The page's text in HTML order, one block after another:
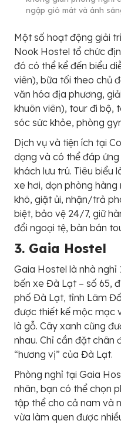
ngập gió mát và ánh
Một số hoạt động giải
Nook Hostel tổ chức
đó có thể kể đến biểu
viên), bữa tối theo chủ
văn hóa địa phương,
khuôn viên), tour đi bộ,
sóc sức khỏe, phòng
Dịch vụ và tiện ích tại
dạng và có thể đáp
khách lưu trú. Tiêu biểu
xe hơi, dọn phòng
khô, giặt ủi, nhận/trả
biệt, bảo vệ 24/7, giữ
đổi ngoại tệ, bàn bán
3. Gaia Hostel
Gaia Hostel là nhà nghỉ
bến xe Đà Lạt – số 65,
phố Đà Lạt, tỉnh Lâm
được thiết kế mộc mạc
là gỗ. Cây xanh cũng
nhau. Chỉ cần đặt chân
“hương vị” của Đà Lạt.
Phòng nghỉ tại Gaia
nhân, bạn có thể chọn
tập thể cho cả nam và
vừa làm quen được